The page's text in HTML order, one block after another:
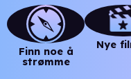
Finn noe å
strømme
Nye